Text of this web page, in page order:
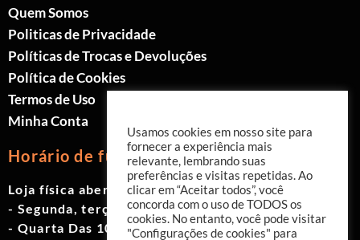
Quem Somos
Politicas de Privacidade
Políticas de Trocas e Devoluções
Política de Cookies
Termos de Uso
Minha Conta
Horário de funcionamento
Loja física aberta de Segunda à Sábado.
- Segunda, terça e quinta das 9h às 19h
- Quarta Das 10h às 18h
Usamos cookies em nosso site para
fornecer a experiência mais
relevante, lembrando suas
preferências e visitas repetidas. Ao
clicar em “Aceitar todos”, você
concorda com o uso de TODOS os
cookies. No entanto, você pode visitar
"Configurações de cookies" para